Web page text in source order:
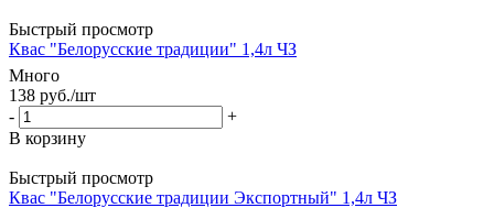
Быстрый просмотр
Квас "Белорусские традиции" 1,4л ЧЗ
Много
138 руб./шт
-
+
В корзину
Быстрый просмотр
Квас "Белорусские традиции Экспортный" 1,4л ЧЗ